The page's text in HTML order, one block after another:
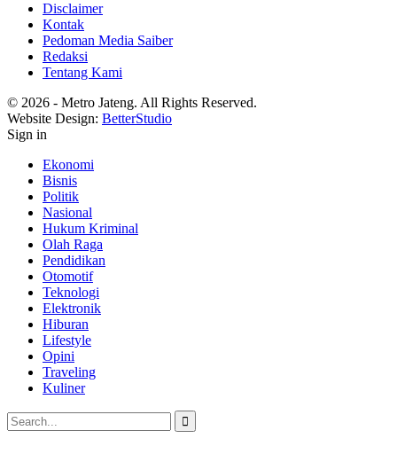
Disclaimer
Kontak
Pedoman Media Saiber
Redaksi
Tentang Kami
© 2026 - Metro Jateng. All Rights Reserved.
Website Design: BetterStudio
Sign in
Ekonomi
Bisnis
Politik
Nasional
Hukum Kriminal
Olah Raga
Pendidikan
Otomotif
Teknologi
Elektronik
Hiburan
Lifestyle
Opini
Traveling
Kuliner